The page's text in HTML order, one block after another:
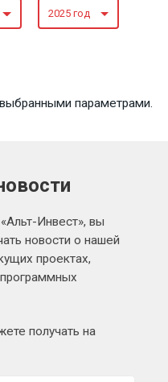
2025 год
параметрами.
Инвест», вы
новости о нашей
проектах,
получать на